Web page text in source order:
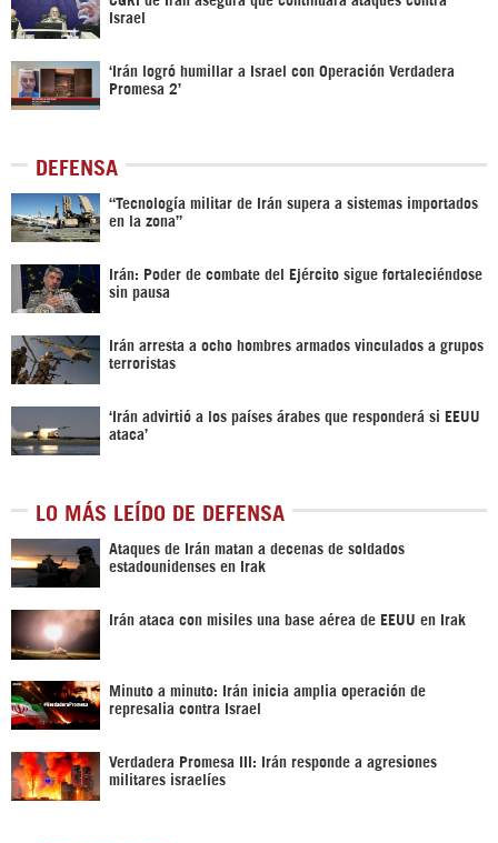
Israel
‘Irán logró humillar a Israel con Operación Verdadera
Promesa 2’
DEFENSA
“Tecnología militar de Irán supera a sistemas importados
en la zona”
Irán: Poder de combate del Ejército sigue fortaleciéndose
sin pausa
Irán arresta a ocho hombres armados vinculados a grupos
terroristas
‘Irán advirtió a los países árabes que responderá si EEUU
ataca’
LO MÁS LEÍDO DE DEFENSA
Ataques de Irán matan a decenas de soldados
estadounidenses en Irak
Irán ataca con misiles una base aérea de EEUU en Irak
Minuto a minuto: Irán inicia amplia operación de
represalia contra Israel
Verdadera Promesa III: Irán responde a agresiones
militares israelíes